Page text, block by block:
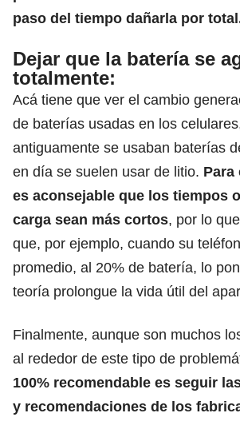
paso del tiempo dañarla por
Dejar que la batería se
totalmente:
Acá tiene que ver el cambio
de baterías usadas en los
antiguamente se usaban baterías
en día se suelen usar de litio. Para
es aconsejable que los tiempos
carga sean más cortos, por lo
que, por ejemplo, cuando su
promedio, al 20% de batería, lo
teoría prolongue la vida útil del
Finalmente, aunque son muchos
al rededor de este tipo de
100% recomendable es seguir
y recomendaciones de los